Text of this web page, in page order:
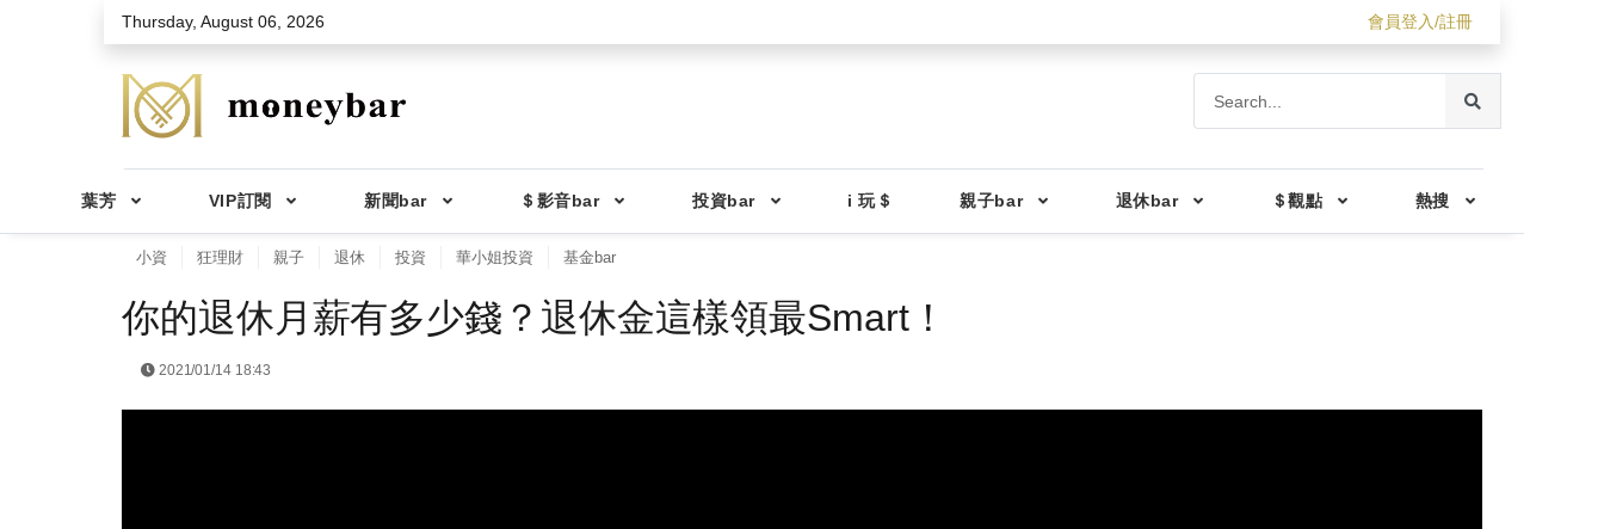
Skip to main contentThursday, August 06, 2026 會員登入/註冊
葉芳 VIP訂閱 新聞bar ＄影音bar 投資bar i 玩＄ 親子bar 退休bar ＄觀點 熱搜
小資 狂理財 親子 退休 投資 華小姐投資 基金bar
你的退休月薪有多少錢？退休金這樣領最Smart！
2021/01/14 18:43